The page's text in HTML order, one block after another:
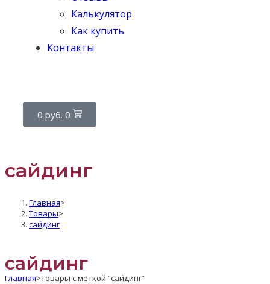
Калькулятор
Как купить
Контакты
0 руб. 0
сайдинг
Главная>
Товары>
сайдинг
сайдинг
Главная>Товары с меткой “сайдинг”